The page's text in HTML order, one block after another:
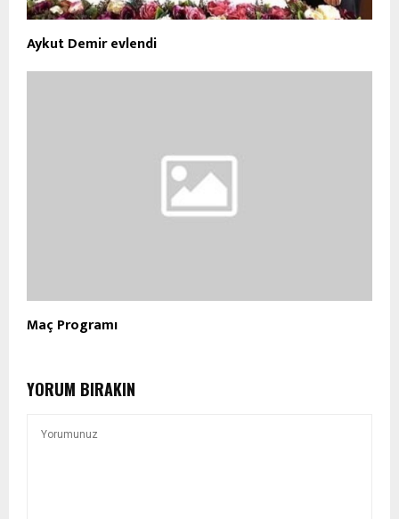
Aykut Demir evlendi
Maç Programı
YORUM BIRAKIN